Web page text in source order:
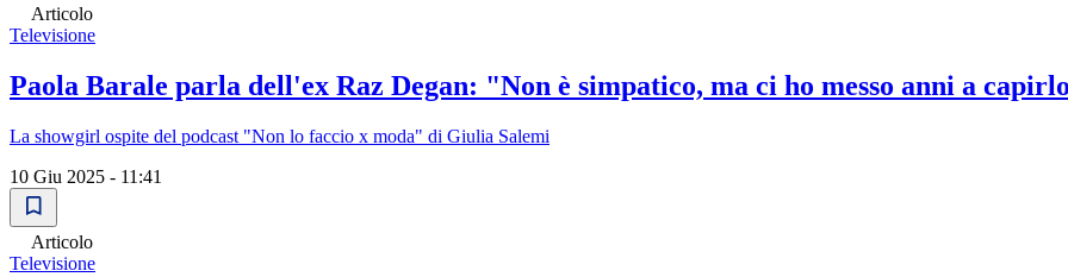
Articolo
Televisione
Paola Barale parla dell'ex Raz Degan: "Non è simpatico, ma ci ho messo anni a
La showgirl ospite del podcast "Non lo faccio x moda" di Giulia Salemi
10 Giu 2025 - 11:41
Articolo
Televisione